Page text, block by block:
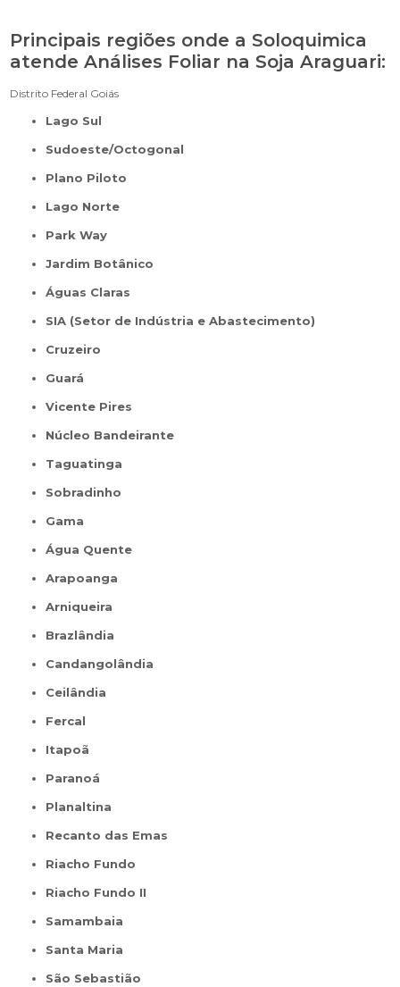
Principais regiões onde a Soloquimica
atende Análises Foliar na Soja Araguari:
Distrito Federal Goiás
Lago Sul
Sudoeste/Octogonal
Plano Piloto
Lago Norte
Park Way
Jardim Botânico
Águas Claras
SIA (Setor de Indústria e Abastecimento)
Cruzeiro
Guará
Vicente Pires
Núcleo Bandeirante
Taguatinga
Sobradinho
Gama
Água Quente
Arapoanga
Arniqueira
Brazlândia
Candangolândia
Ceilândia
Fercal
Itapoã
Paranoá
Planaltina
Recanto das Emas
Riacho Fundo
Riacho Fundo II
Samambaia
Santa Maria
São Sebastião